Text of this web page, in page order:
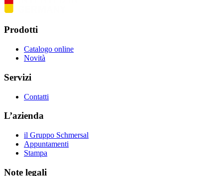
Prodotti
Catalogo online
Novità
Servizi
Contatti
L’azienda
il Gruppo Schmersal
Appuntamenti
Stampa
Note legali